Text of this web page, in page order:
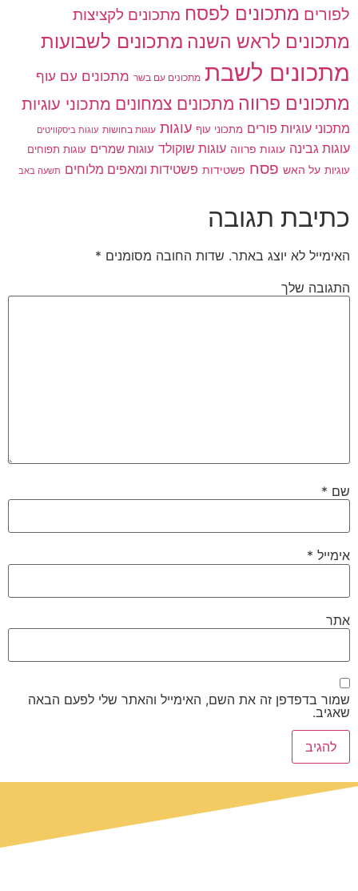
לפורים מתכונים לפסח מתכונים לקציצות
מתכונים לראש השנה מתכונים לשבועות
מתכונים לשבת מתכונים עם בשר מתכונים עם עוף
מתכונים פרווה מתכונים צמחונים מתכוני עוגיות
מתכוני עוגיות פורים מתכוני עוף עוגות עוגות בחושות עוגות ביסקוויטים
עוגות גבינה עוגות פרווה עוגות שוקולד עוגות שמרים עוגות תפוחים
עוגיות על האש פסח פשטידות פשטידות ומאפים מלוחים תשעה באב
כתיבת תגובה
האימייל לא יוצג באתר. שדות החובה מסומנים *
התגובה שלך
שם *
אימייל *
אתר
שמור בדפדפן זה את השם, האימייל והאתר שלי לפעם הבאה
שאגיב.